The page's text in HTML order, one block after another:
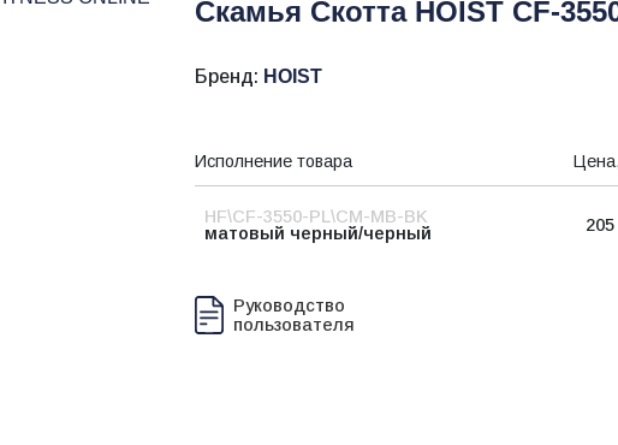
Скамья Скотта HOIST CF-
Бренд: HOIST
Исполнение товара
HF\CF-3550-PL\CM-MB-BK
матовый черный/черный
Руководство
пользователя